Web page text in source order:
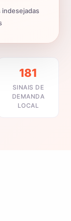
indesejadas
181
SINAIS DE
DEMANDA
LOCAL